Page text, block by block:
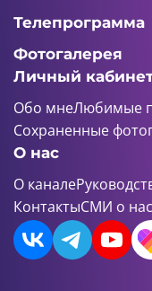
Телепрограмма
Фотогалерея
Личный
Обо мнеЛюбимые
Сохраненные
О нас
О канале
КонтактыСМИ о нас